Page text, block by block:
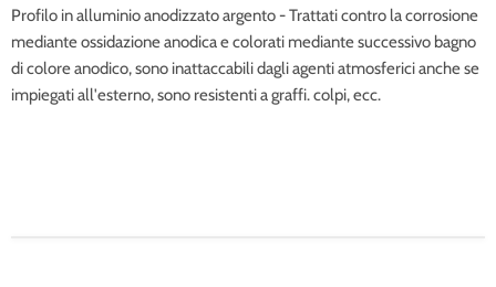
Profilo in alluminio anodizzato argento - Trattati contro la corrosione
mediante ossidazione anodica e colorati mediante successivo bagno
di colore anodico, sono inattaccabili dagli agenti atmosferici anche se
impiegati all'esterno, sono resistenti a graffi. colpi, ecc.